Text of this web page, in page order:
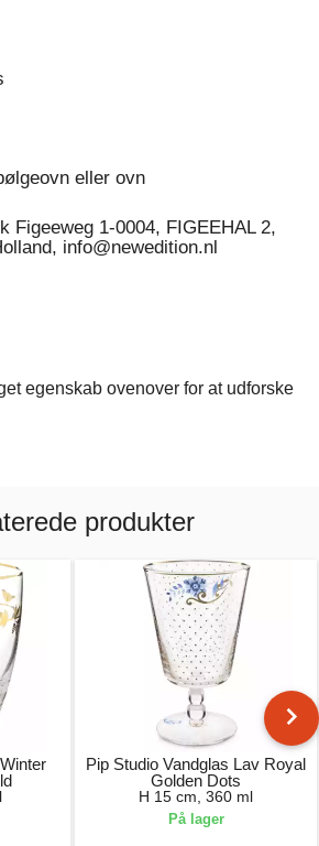
eller ovn
Figeeweg 1-0004, FIGEEHAL 2,
info@newedition.nl
egenskab ovenover for at udforske
produkter
Pip Studio Vandglas Lav Royal
Golden Dots
H 15 cm, 360 ml
På lager